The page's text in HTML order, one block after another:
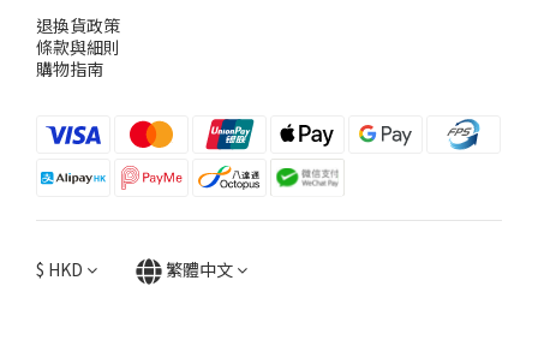
退換貨政策
條款與細則
購物指南
$ HKD 繁體中文